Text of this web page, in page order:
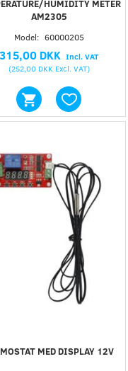
HUMIDITY METER
AM2305
Model: 60000205
315,00 DKK Incl. VAT
(252,00 DKKExcl. VAT)
MED DISPLAY 12V